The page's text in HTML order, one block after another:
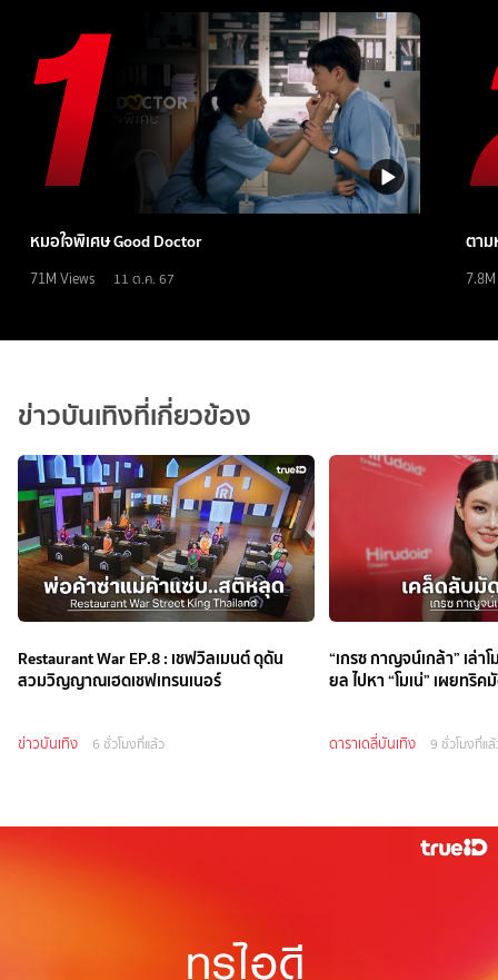
หมอใจพิเศษ Good Doctor
71M Views 11 ต.ค. 67
ตาม
7.8M
ข่าวบันเทิงที่เกี่ยวข้อง
Restaurant War EP.8 : เชฟวิลเมนต์ ดุดัน
สวมวิญญาณเฮดเชฟเทรนเนอร์
ข่าวบันเทิง 6 ชั่วโมงที่แล้ว
“เกรซ กาญจน์เกล้า” เล่า
ยล ไปหา “โมเน่” เผยทริค
ดาราเดลี่บันเทิง 9 ชั่วโมงที่แ